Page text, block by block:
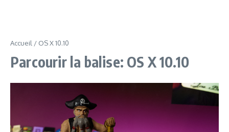
Accueil / OS X 10.10
Parcourir la balise: OS X 10.10